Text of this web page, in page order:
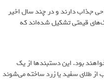
جذاب دارند و در چند سال اخیر
قیمتی تشکیل شده‌اند که
بود. این دستبندها از یک
طلای سفید یا زرد ساخته می‌شوند